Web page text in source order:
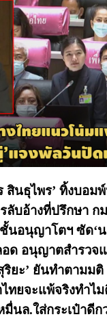
สินธุไพร’ ทิ้งบอ
รลับอ้างที่ปรึกษา
นอนุญาโตฯ ซัด‘น
ด อนุญาตสำรวจ
ริยะ’ ยันทำตามมติ
ทยจะแพ้จริงทำไม
มื่นล.ใส่กระเป๋าดีก